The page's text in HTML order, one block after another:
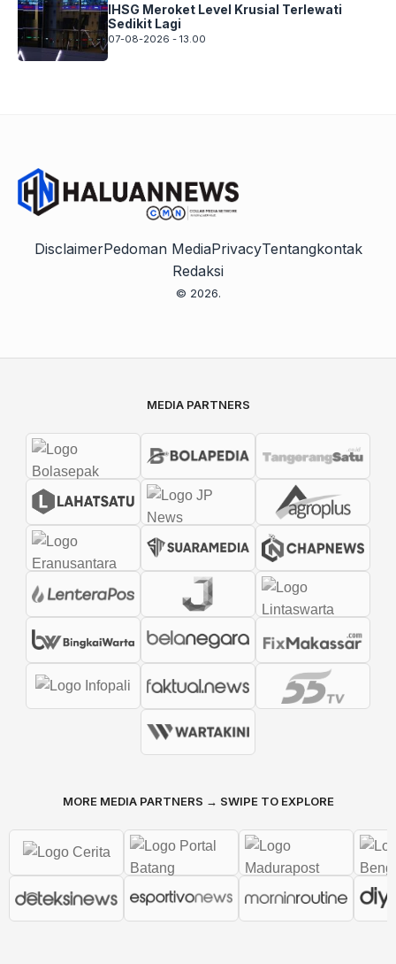
IHSG Meroket Level Krusial Terlewati
Sedikit Lagi
07-08-2026 - 13.00
DisclaimerPedoman MediaPrivacyTentangkontak
Redaksi
© 2026.
MEDIA PARTNERS
MORE MEDIA PARTNERS → SWIPE TO EXPLORE